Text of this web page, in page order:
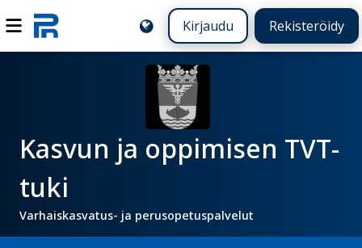
Kirjaudu Rekisteröidy
Kasvun ja oppimisen TVT-
tuki
Varhaiskasvatus- ja perusopetuspalvelut